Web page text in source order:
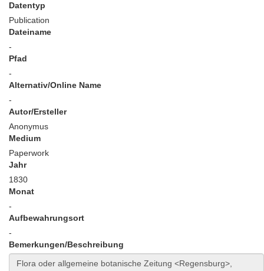
Datentyp
Publication
Dateiname
-
Pfad
-
Alternativ/Online Name
-
Autor/Ersteller
Anonymus
Medium
Paperwork
Jahr
1830
Monat
-
Aufbewahrungsort
-
Bemerkungen/Beschreibung